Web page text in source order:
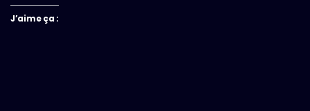
J’aime ça :